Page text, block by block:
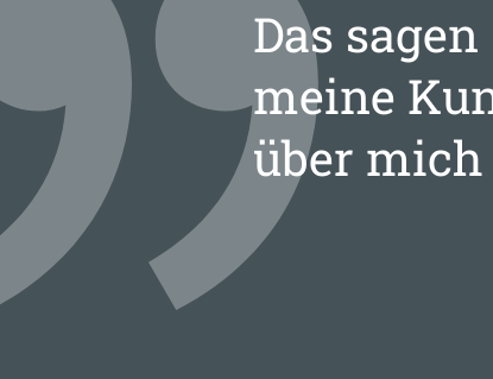
Das sagen
meine
über mich